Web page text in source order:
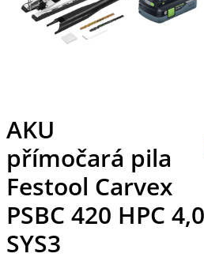
AKU
přímočará pila
Festool Carvex
PSBC 420 HPC
SYS3